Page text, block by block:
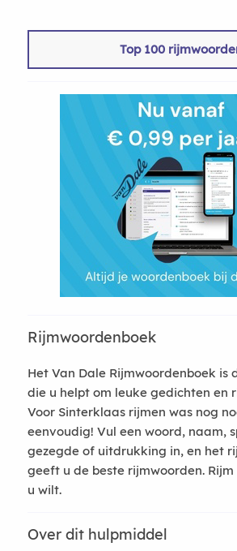
Top 100
Rijmwoordenboek
Het Van Dale Rijmwoordenboek is
die u helpt om leuke gedichten en
Voor Sinterklaas rijmen was nog
eenvoudig! Vul een woord, naam,
gezegde of uitdrukking in, en het
geeft u de beste rijmwoorden.
u wilt.
Over dit hulpmiddel